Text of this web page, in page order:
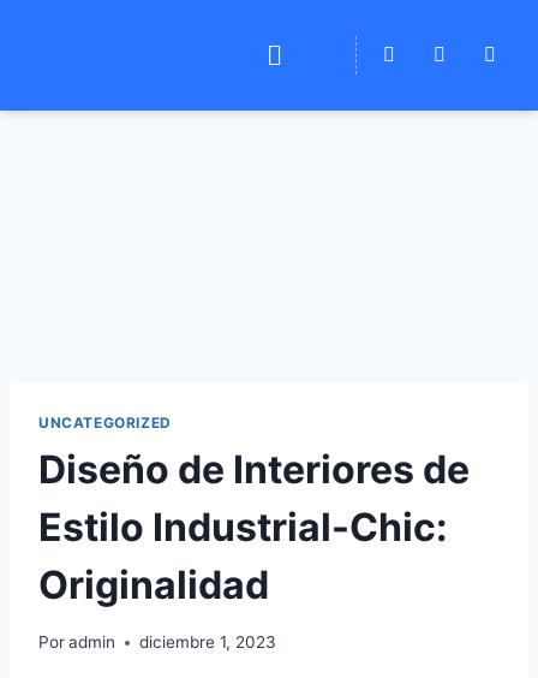
UNCATEGORIZED
Diseño de Interiores de
Estilo Industrial-Chic:
Originalidad
Poradmin diciembre 1, 2023